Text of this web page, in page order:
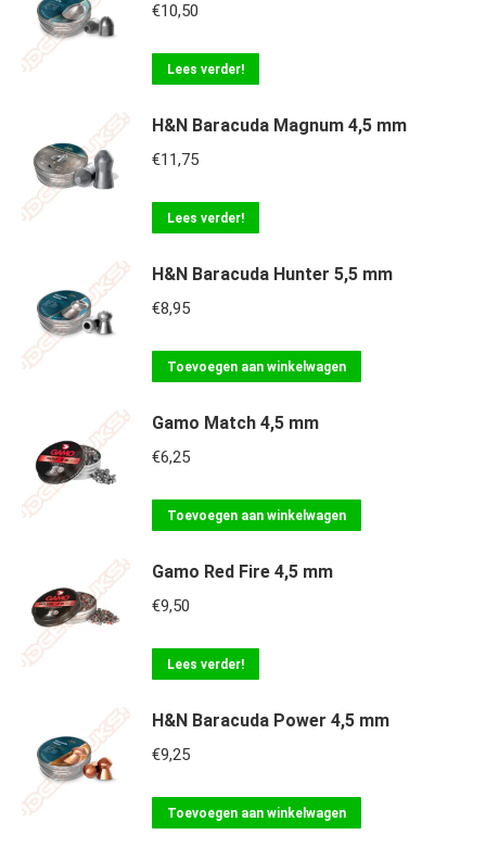
€10,50
Lees verder!
H&N Baracuda Magnum 4,5 mm
€11,75
Lees verder!
H&N Baracuda Hunter 5,5 mm
€8,95
Toevoegen aan winkelwagen
Gamo Match 4,5 mm
€6,25
Toevoegen aan winkelwagen
Gamo Red Fire 4,5 mm
€9,50
Lees verder!
H&N Baracuda Power 4,5 mm
€9,25
Toevoegen aan winkelwagen